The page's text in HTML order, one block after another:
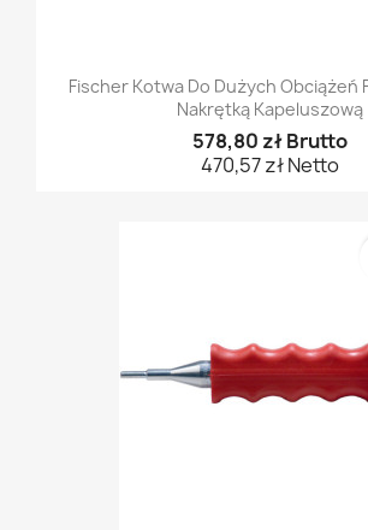
Fischer Kotwa Do Dużych Obciążeń
Nakrętką Kapeluszową
578,80 zł Brutto
470,57 zł Netto